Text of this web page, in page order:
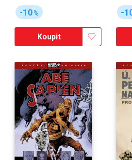
-10%
Koupit
-